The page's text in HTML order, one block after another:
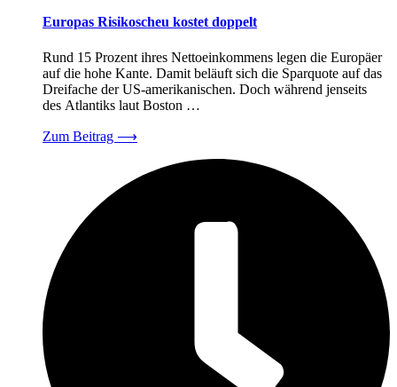
Europas Risikoscheu kostet doppelt
Rund 15 Prozent ihres Nettoeinkommens legen die Europäer
auf die hohe Kante. Damit beläuft sich die Sparquote auf das
Dreifache der US-amerikanischen. Doch während jenseits
des Atlantiks laut Boston …
Zum Beitrag ⟶